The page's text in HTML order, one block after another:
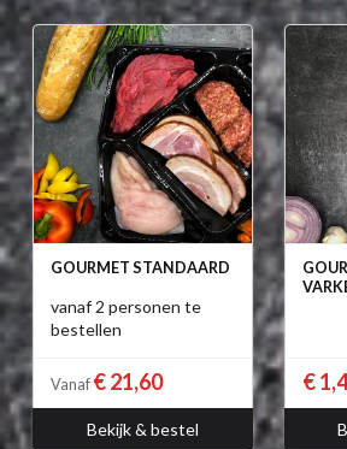
GOURMET STANDAARD
vanaf 2 personen te
bestellen
Vanaf € 21,60
Bekijk & bestel
€